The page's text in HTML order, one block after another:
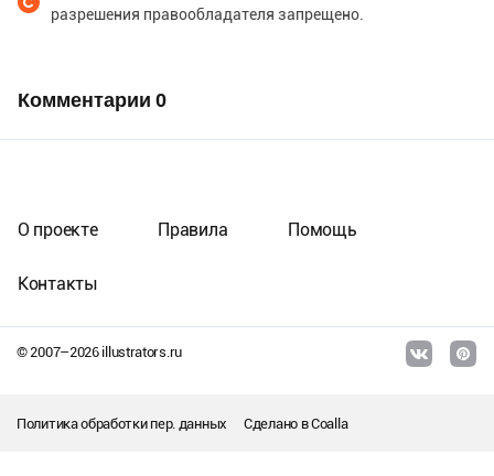
разрешения правообладателя запрещено.
Комментарии 0
© 2007–2026illustrators.ru
О проекте Правила Помощь
Контакты
Политика обработки пер. данных Сделано вCoalla